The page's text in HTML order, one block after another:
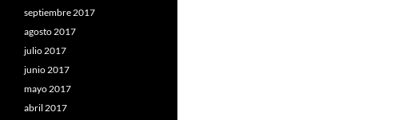
septiembre 2017
agosto 2017
julio 2017
junio 2017
mayo 2017
abril 2017